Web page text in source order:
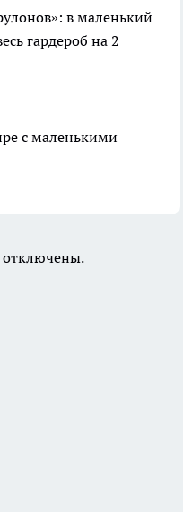
в маленький
гардероб на 2
с маленькими
отключены.